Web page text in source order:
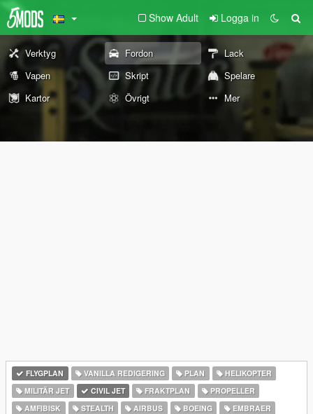
Show Adult Logga in
Verktyg Fordon
Lack
Vapen
Skript
Spelare
Kartor
Övrigt Mer
FLYGPLAN VANILLA REDIGERING PLAN
HELIKOPTER
MILITÄR JET
CIVIL JET FRAKTPLAN
PROPELLER
AMFIBISK
STEALTH AIRBUS BOEING
EMBRAER